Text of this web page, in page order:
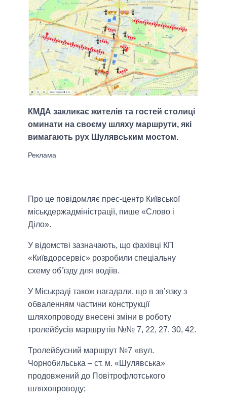
КМДА закликає жителів та гостей столиці
оминати на своєму шляху маршрути, які
вимагають рух Шулявським мостом.
Про це повідомляє прес-центр Київської
міськдержадміністрації, пише «Слово і
Діло».
У відомстві зазначають, що фахівці КП
«Київдорсервіс» розробили спеціальну
схему об’їзду для водіїв.
У Міськраді також нагадали, що в зв’язку з
обваленням частини конструкції
шляхопроводу внесені зміни в роботу
тролейбусів маршрутів №№ 7, 22, 27, 30, 42.
Тролейбусний маршрут №7 «вул.
Чорнобильська – ст. м. «Шулявська»
продовжений до Повітрофлотського
шляхопроводу;